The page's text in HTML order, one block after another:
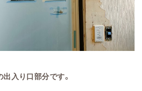
入り口部分です。